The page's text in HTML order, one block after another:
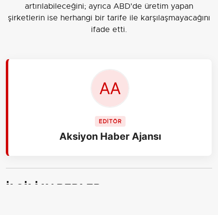
artırılabileceğini; ayrıca ABD'de üretim yapan
şirketlerin ise herhangi bir tarife ile karşılaşmayacağını
ifade etti.
EDİTÖR
Aksiyon Haber Ajansı
İLGİLİ HABERLER